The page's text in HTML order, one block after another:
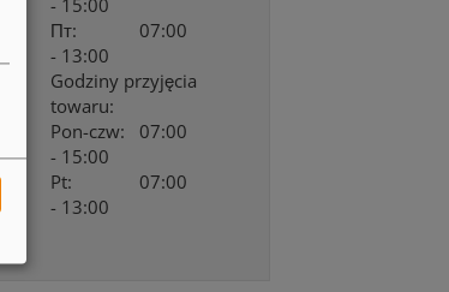
- 15:00
Пт:
07:00
- 13:00
Godziny przyjęcia
towaru:
Pon-czw:
07:00
- 15:00
Pt:
07:00
- 13:00